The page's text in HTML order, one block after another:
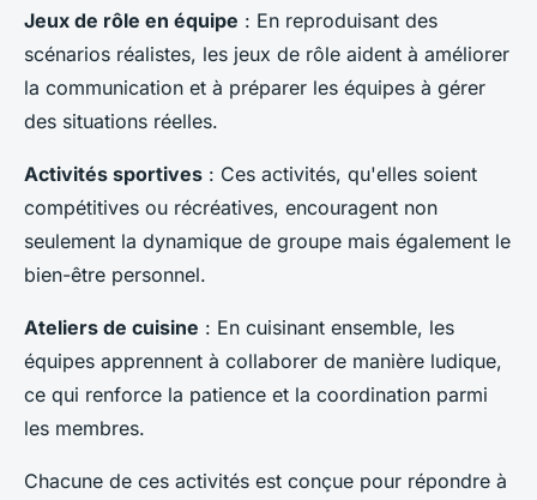
Jeux de rôle en équipe : En reproduisant des
scénarios réalistes, les jeux de rôle aident à améliorer
la communication et à préparer les équipes à gérer
des situations réelles.
Activités sportives : Ces activités, qu'elles soient
compétitives ou récréatives, encouragent non
seulement la dynamique de groupe mais également le
bien-être personnel.
Ateliers de cuisine : En cuisinant ensemble, les
équipes apprennent à collaborer de manière ludique,
ce qui renforce la patience et la coordination parmi
les membres.
Chacune de ces activités est conçue pour répondre à